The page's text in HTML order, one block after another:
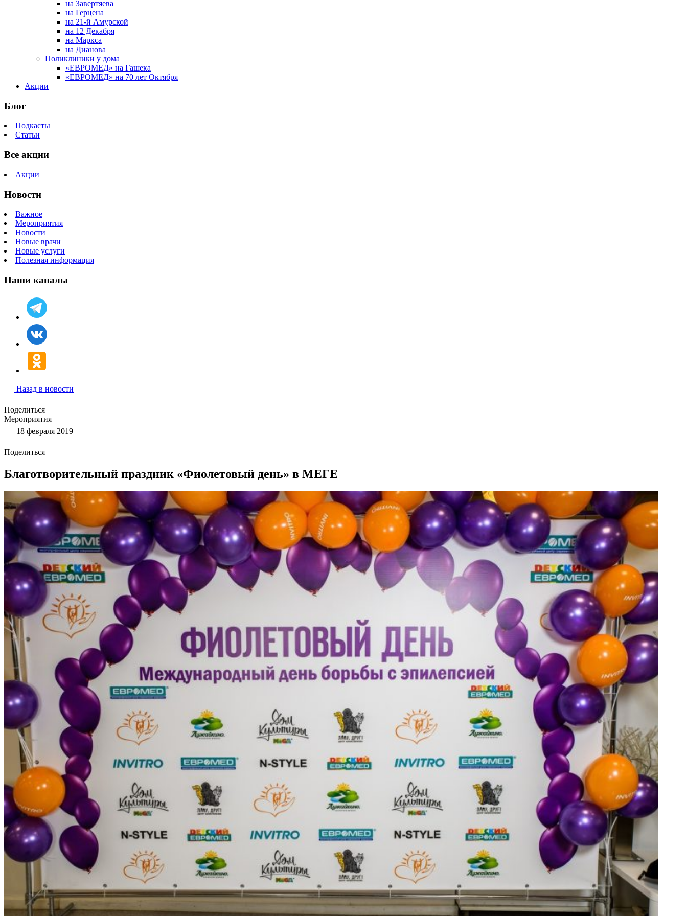
на Завертяева
на Герцена
на 21-й Амурской
на 12 Декабря
на Маркса
на Дианова
Поликлиники у дома
«ЕВРОМЕД» на Гашека
«ЕВРОМЕД» на 70 лет Октября
Акции
Блог
Подкасты
Статьи
Все акции
Акции
Новости
Важное
Мероприятия
Новости
Новые врачи
Новые услуги
Полезная информация
Наши каналы
Назад в новости
Поделиться
Мероприятия
18 февраля 2019
Поделиться
Благотворительный праздник «Фиолетовый день» в МЕГЕ